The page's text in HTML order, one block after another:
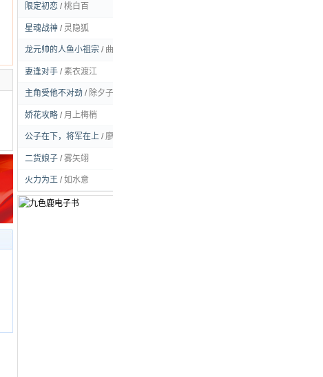
限定初恋 /桃白百
星魂战神 / 灵隐狐
龙元帅的人鱼小祖宗 / 曲流逸
妻逢对手 /素衣渡江
主角受他不对劲 / 除夕子时雪
娇花攻略 / 月上梅梢
公子在下，将军在上 /廖虫虫姑娘
二货娘子 /雾矢翊
火力为王 /如水意